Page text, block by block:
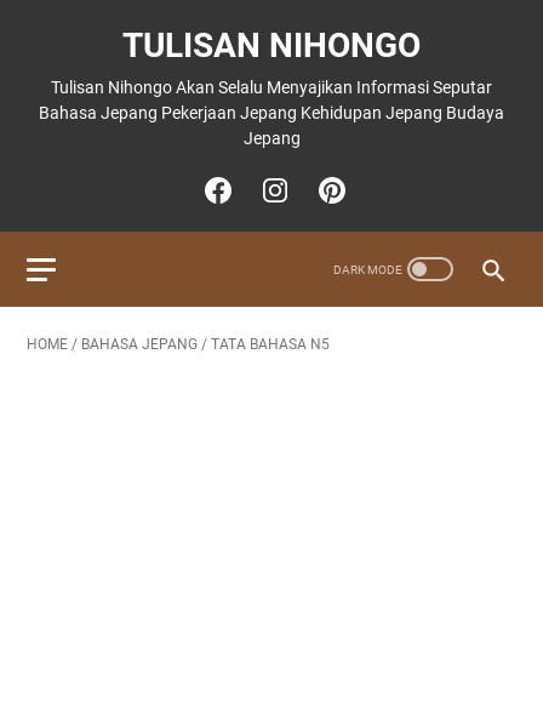
TULISAN NIHONGO
Tulisan Nihongo Akan Selalu Menyajikan Informasi Seputar
Bahasa Jepang Pekerjaan Jepang Kehidupan Jepang Budaya
Jepang
HOME / BAHASA JEPANG / TATA BAHASA N5